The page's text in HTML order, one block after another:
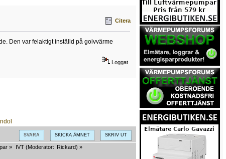
Citera
Den var felaktigt inställd på golvvärme
Loggat
SVARA SKICKA ÄMNET SKRIV UT
» IVT (Moderator: Rickard) »